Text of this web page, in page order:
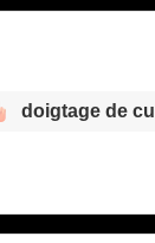
doigtage de cul